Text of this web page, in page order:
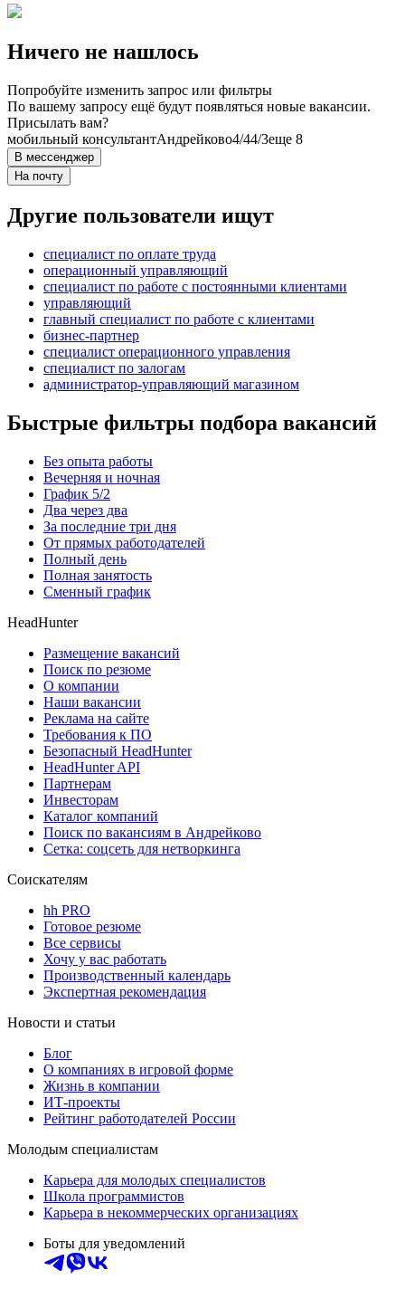
Ничего не нашлось
Попробуйте изменить запрос или фильтры
По вашему запросу ещё будут появляться новые вакансии.
Присылать вам?
мобильный консультантАндрейково4/44/3еще 8
В мессенджер
На почту
Другие пользователи ищут
специалист по оплате труда
операционный управляющий
специалист по работе с постоянными клиентами
управляющий
главный специалист по работе с клиентами
бизнес-партнер
специалист операционного управления
специалист по залогам
администратор-управляющий магазином
Быстрые фильтры подбора вакансий
Без опыта работы
Вечерняя и ночная
График 5/2
Два через два
За последние три дня
От прямых работодателей
Полный день
Полная занятость
Сменный график
HeadHunter
Размещение вакансий
Поиск по резюме
О компании
Наши вакансии
Реклама на сайте
Требования к ПО
Безопасный HeadHunter
HeadHunter API
Партнерам
Инвесторам
Каталог компаний
Поиск по вакансиям в Андрейково
Сетка: соцсеть для нетворкинга
Соискателям
hh PRO
Готовое резюме
Все сервисы
Хочу у вас работать
Производственный календарь
Экспертная рекомендация
Новости и статьи
Блог
О компаниях в игровой форме
Жизнь в компании
ИТ-проекты
Рейтинг работодателей России
Молодым специалистам
Карьера для молодых специалистов
Школа программистов
Карьера в некоммерческих организациях
Боты для уведомлений